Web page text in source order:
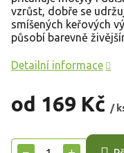
od 169 Kč /
cena:
vzrůst, dobře se
smíšených keřových
působí barevně
Detailní informace